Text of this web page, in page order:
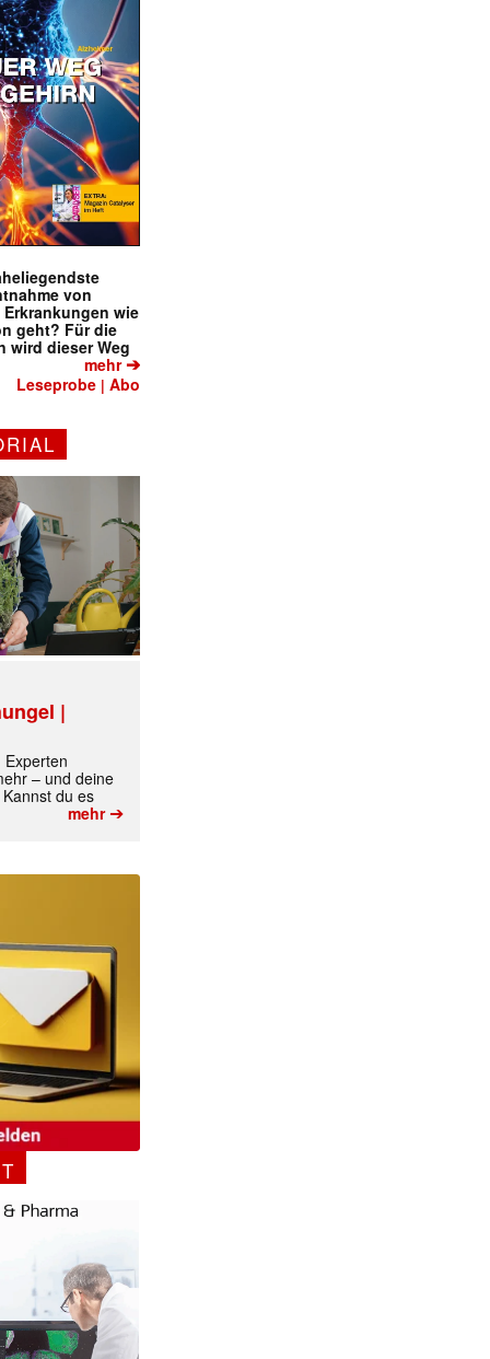
von
wie
geht? Für die
wird dieser Weg
mehr➔
Leseprobe |Abo
|
Experten
– und deine
du es
mehr➔